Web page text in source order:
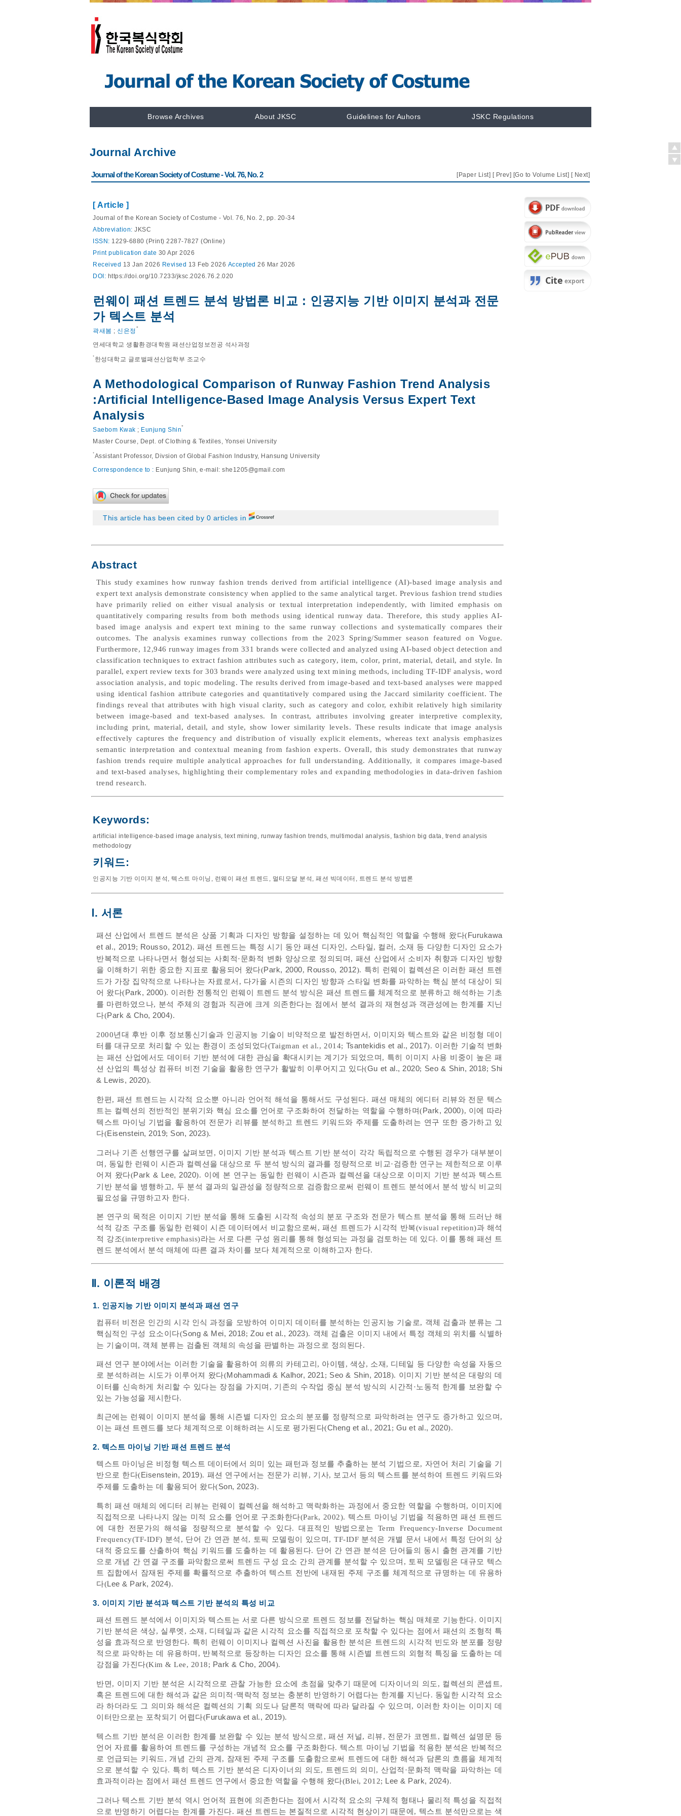
Browse Archives About JKSC Guidelines for Auhors JSKC Regulations
Journal Archive
Journal of the Korean Society of Costume - Vol. 76, No. 2 [Paper List] [Prev] [Go to Volume List] [Next]
[ Article ]
Journal of the Korean Society of Costume - Vol. 76, No. 2, pp. 20-34
Abbreviation: JKSC
ISSN: 1229-6880 (Print) 2287-7827 (Online)
Print publication date 30 Apr 2026
Received 13 Jan 2026 Revised 13 Feb 2026 Accepted 26 Mar 2026
DOI: https://doi.org/10.7233/jksc.2026.76.2.020
런웨이 패션 트렌드 분석 방법론 비교 : 인공지능 기반 이미지 분석과 전문
가 텍스트 분석
곽새봄 ; 신은정⁺
연세대학교 생활환경대학원 패션산업정보전공 석사과정
⁺ 한성대학교 글로벌패션산업학부 조교수
A Methodological Comparison of Runway Fashion Trend Analysis
:Artificial Intelligence-Based Image Analysis Versus Expert Text
Analysis
Saebom Kwak ; Eunjung Shin⁺
Master Course, Dept. of Clothing & Textiles, Yonsei University
⁺Assistant Professor, Divsion of Global Fashion Industry, Hansung University
Correspondence to : Eunjung Shin, e-mail: she1205@gmail.com
This article has been cited by 0 articles in
Abstract
This study examines how runway fashion trends derived from artificial intelligence (AI)-based image analysis and
expert text analysis demonstrate consistency when applied to the same analytical target. Previous fashion trend studies
have primarily relied on either visual analysis or textual interpretation independently, with limited emphasis on
quantitatively comparing results from both methods using identical runway data. Therefore, this study applies AI-
based image analysis and expert text mining to the same runway collections and systematically compares their
outcomes. The analysis examines runway collections from the 2023 Spring/Summer season featured on Vogue.
Furthermore, 12,946 runway images from 331 brands were collected and analyzed using AI-based object detection and
classification techniques to extract fashion attributes such as category, item, color, print, material, detail, and style. In
parallel, expert review texts for 303 brands were analyzed using text mining methods, including TF-IDF analysis, word
association analysis, and topic modeling. The results derived from image-based and text-based analyses were mapped
using identical fashion attribute categories and quantitatively compared using the Jaccard similarity coefficient. The
findings reveal that attributes with high visual clarity, such as category and color, exhibit relatively high similarity
between image-based and text-based analyses. In contrast, attributes involving greater interpretive complexity,
including print, material, detail, and style, show lower similarity levels. These results indicate that image analysis
effectively captures the frequency and distribution of visually explicit elements, whereas text analysis emphasizes
semantic interpretation and contextual meaning from fashion experts. Overall, this study demonstrates that runway
fashion trends require multiple analytical approaches for full understanding. Additionally, it compares image-based
and text-based analyses, highlighting their complementary roles and expanding methodologies in data-driven fashion
trend research.
Keywords:
artificial intelligence-based image analysis, text mining , runway fashion trends, multimodal analysis, fashion big data, trend analysis
methodology
키워드:
인공지능 기반 이미지 분석 , 텍스트 마이닝 , 런웨이 패션 트렌드 , 멀티모달 분석 , 패션 빅데이터 , 트렌드 분석 방법론
Ⅰ. 서론
패션 산업에서 트렌드 분석은 상품 기획과 디자인 방향을 설정하는 데 있어 핵심적인 역할을 수행해 왔다(Furukawa
et al., 2019; Rousso, 2012). 패션 트렌드는 특정 시기 동안 패션 디자인, 스타일, 컬러, 소재 등 다양한 디자인 요소가
반복적으로 나타나면서 형성되는 사회적·문화적 변화 양상으로 정의되며, 패션 산업에서 소비자 취향과 디자인 방향
을 이해하기 위한 중요한 지표로 활용되어 왔다(Park, 2000, Rousso, 2012). 특히 런웨이 컬렉션은 이러한 패션 트렌
드가 가장 집약적으로 나타나는 자료로서, 다가올 시즌의 디자인 방향과 스타일 변화를 파악하는 핵심 분석 대상이 되
어 왔다(Park, 2000). 이러한 전통적인 런웨이 트렌드 분석 방식은 패션 트렌드를 체계적으로 분류하고 해석하는 기초
를 마련하였으나, 분석 주체의 경험과 직관에 크게 의존한다는 점에서 분석 결과의 재현성과 객관성에는 한계를 지닌
다(Park & Cho, 2004).
2000년대 후반 이후 정보통신기술과 인공지능 기술이 비약적으로 발전하면서, 이미지와 텍스트와 같은 비정형 데이
터를 대규모로 처리할 수 있는 환경이 조성되었다(Taigman et al., 2014; Tsantekidis et al., 2017). 이러한 기술적 변화
는 패션 산업에서도 데이터 기반 분석에 대한 관심을 확대시키는 계기가 되었으며, 특히 이미지 사용 비중이 높은 패
션 산업의 특성상 컴퓨터 비전 기술을 활용한 연구가 활발히 이루어지고 있다(Gu et al., 2020; Seo & Shin, 2018; Shi
& Lewis, 2020).
한편, 패션 트렌드는 시각적 요소뿐 아니라 언어적 해석을 통해서도 구성된다. 패션 매체의 에디터 리뷰와 전문 텍스
트는 컬렉션의 전반적인 분위기와 핵심 요소를 언어로 구조화하여 전달하는 역할을 수행하며(Park, 2000), 이에 따라
텍스트 마이닝 기법을 활용하여 전문가 리뷰를 분석하고 트렌드 키워드와 주제를 도출하려는 연구 또한 증가하고 있
다(Eisenstein, 2019; Son, 2023).
그러나 기존 선행연구를 살펴보면, 이미지 기반 분석과 텍스트 기반 분석이 각각 독립적으로 수행된 경우가 대부분이
며, 동일한 런웨이 시즌과 컬렉션을 대상으로 두 분석 방식의 결과를 정량적으로 비교·검증한 연구는 제한적으로 이루
어져 왔다(Park & Lee, 2020). 이에 본 연구는 동일한 런웨이 시즌과 컬렉션을 대상으로 이미지 기반 분석과 텍스트
기반 분석을 병행하고, 두 분석 결과의 일관성을 정량적으로 검증함으로써 런웨이 트렌드 분석에서 분석 방식 비교의
필요성을 규명하고자 한다.
본 연구의 목적은 이미지 기반 분석을 통해 도출된 시각적 속성의 분포 구조와 전문가 텍스트 분석을 통해 드러난 해
석적 강조 구조를 동일한 런웨이 시즌 데이터에서 비교함으로써, 패션 트렌드가 시각적 반복(visual repetition)과 해석
적 강조(interpretive emphasis)라는 서로 다른 구성 원리를 통해 형성되는 과정을 검토하는 데 있다. 이를 통해 패션 트
렌드 분석에서 분석 매체에 따른 결과 차이를 보다 체계적으로 이해하고자 한다.
Ⅱ. 이론적 배경
1. 인공지능 기반 이미지 분석과 패션 연구
컴퓨터 비전은 인간의 시각 인식 과정을 모방하여 이미지 데이터를 분석하는 인공지능 기술로, 객체 검출과 분류는 그
핵심적인 구성 요소이다(Song & Mei, 2018;Zou et al., 2023). 객체 검출은 이미지 내에서 특정 객체의 위치를 식별하
는 기술이며, 객체 분류는 검출된 객체의 속성을 판별하는 과정으로 정의된다.
패션 연구 분야에서는 이러한 기술을 활용하여 의류의 카테고리, 아이템, 색상, 소재, 디테일 등 다양한 속성을 자동으
로 분석하려는 시도가 이루어져 왔다(Mohammadi & Kalhor, 2021 ; Seo & Shin, 2018). 이미지 기반 분석은 대량의 데
이터를 신속하게 처리할 수 있다는 장점을 가지며, 기존의 수작업 중심 분석 방식의 시간적·노동적 한계를 보완할 수
있는 가능성을 제시한다.
최근에는 런웨이 이미지 분석을 통해 시즌별 디자인 요소의 분포를 정량적으로 파악하려는 연구도 증가하고 있으며,
이는 패션 트렌드를 보다 체계적으로 이해하려는 시도로 평가된다(Cheng et al., 2021 ; Gu et al., 2020).
2. 텍스트 마이닝 기반 패션 트렌드 분석
텍스트 마이닝은 비정형 텍스트 데이터에서 의미 있는 패턴과 정보를 추출하는 분석 기법으로, 자연어 처리 기술을 기
반으로 한다(Eisenstein, 2019). 패션 연구에서는 전문가 리뷰, 기사, 보고서 등의 텍스트를 분석하여 트렌드 키워드와
주제를 도출하는 데 활용되어 왔다(Son, 2023).
특히 패션 매체의 에디터 리뷰는 런웨이 컬렉션을 해석하고 맥락화하는 과정에서 중요한 역할을 수행하며, 이미지에
직접적으로 나타나지 않는 미적 요소를 언어로 구조화한다(Park, 2002). 텍스트 마이닝 기법을 적용하면 패션 트렌드
에 대한 전문가의 해석을 정량적으로 분석할 수 있다. 대표적인 방법으로는 Term Frequency-Inverse Document
Frequency(TF-IDF) 분석, 단어 간 연관 분석, 토픽 모델링이 있으며, TF-IDF 분석은 개별 문서 내에서 특정 단어의 상
대적 중요도를 산출하여 핵심 키워드를 도출하는 데 활용된다. 단어 간 연관 분석은 단어들의 동시 출현 관계를 기반
으로 개념 간 연결 구조를 파악함으로써 트렌드 구성 요소 간의 관계를 분석할 수 있으며, 토픽 모델링은 대규모 텍스
트 집합에서 잠재된 주제를 확률적으로 추출하여 텍스트 전반에 내재된 주제 구조를 체계적으로 규명하는 데 유용하
다(Lee & Park, 2024).
3. 이미지 기반 분석과 텍스트 기반 분석의 특성 비교
패션 트렌드 분석에서 이미지와 텍스트는 서로 다른 방식으로 트렌드 정보를 전달하는 핵심 매체로 기능한다. 이미지
기반 분석은 색상, 실루엣, 소재, 디테일과 같은 시각적 요소를 직접적으로 포착할 수 있다는 점에서 패션의 조형적 특
성을 효과적으로 반영한다. 특히 런웨이 이미지나 컬렉션 사진을 활용한 분석은 트렌드의 시각적 빈도와 분포를 정량
적으로 파악하는 데 유용하며, 반복적으로 등장하는 디자인 요소를 통해 시즌별 트렌드의 외형적 특징을 도출하는 데
강점을 가진다(Kim & Lee, 2018; Park & Cho, 2004).
반면, 이미지 기반 분석은 시각적으로 관찰 가능한 요소에 초점을 맞추기 때문에 디자이너의 의도, 컬렉션의 콘셉트,
혹은 트렌드에 대한 해석과 같은 의미적·맥락적 정보는 충분히 반영하기 어렵다는 한계를 지닌다. 동일한 시각적 요소
라 하더라도 그 의미와 해석은 컬렉션의 기획 의도나 담론적 맥락에 따라 달라질 수 있으며, 이러한 차이는 이미지 데
이터만으로는 포착되기 어렵다(Furukawa et al., 2019).
텍스트 기반 분석은 이러한 한계를 보완할 수 있는 분석 방식으로, 패션 저널, 리뷰, 전문가 코멘트, 컬렉션 설명문 등
언어 자료를 활용하여 트렌드를 구성하는 개념적 요소를 구조화한다. 텍스트 마이닝 기법을 적용한 분석은 반복적으
로 언급되는 키워드, 개념 간의 관계, 잠재된 주제 구조를 도출함으로써 트렌드에 대한 해석과 담론의 흐름을 체계적
으로 분석할 수 있다. 특히 텍스트 기반 분석은 디자이너의 의도, 트렌드의 의미, 산업적·문화적 맥락을 파악하는 데
효과적이라는 점에서 패션 트렌드 연구에서 중요한 역할을 수행해 왔다(Blei, 2012; Lee & Park, 2024).
그러나 텍스트 기반 분석 역시 언어적 표현에 의존한다는 점에서 시각적 요소의 구체적 형태나 물리적 특성을 직접적
으로 반영하기 어렵다는 한계를 가진다. 패션 트렌드는 본질적으로 시각적 현상이기 때문에, 텍스트 분석만으로는 색